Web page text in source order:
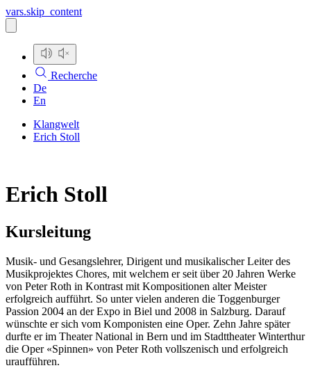
vars.skip_content
Recherche
De
En
Klangwelt
Erich Stoll
Erich Stoll
Kursleitung
Musik- und Gesangslehrer, Dirigent und musikalischer Leiter des
Musikprojektes Chores, mit welchem er seit über 20 Jahren Werke
von Peter Roth in Kontrast mit Kompositionen alter Meister
erfolgreich aufführt. So unter vielen anderen die Toggenburger
Passion 2004 an der Expo in Biel und 2008 in Salzburg. Darauf
wünschte er sich vom Komponisten eine Oper. Zehn Jahre später
durfte er im Theater National in Bern und im Stadttheater Winterthur
die Oper «Spinnen» von Peter Roth vollszenisch und erfolgreich
uraufführen.